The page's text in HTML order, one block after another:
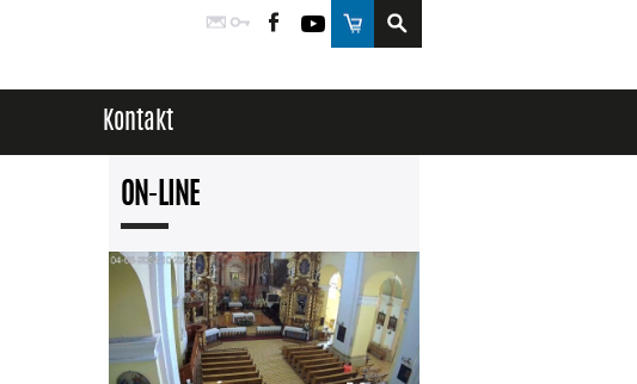
PocztaLogowanie
FacebookYouTube
Sklep
Kontakt
ON-LINE